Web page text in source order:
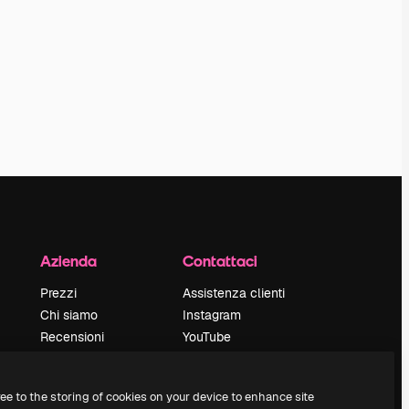
Azienda
Prezzi
Chi siamo
Recensioni
Blog
Contattaci
Assistenza clienti
Instagram
YouTube
Discord
to the storing of cookies on your device to enhance site